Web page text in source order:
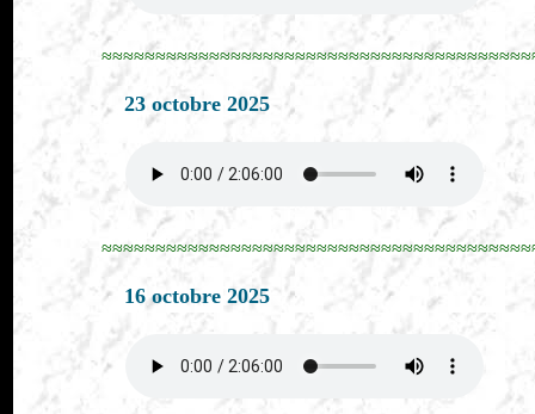
23 octobre 2025
16 octobre 2025